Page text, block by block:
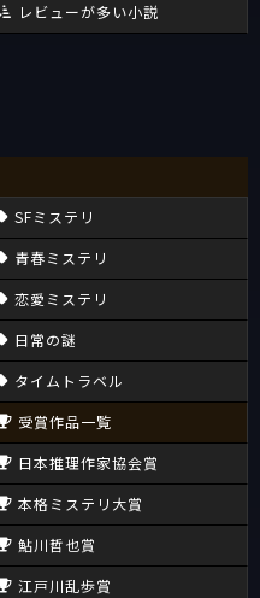
レビューが多い小説
SFミステリ
青春ミステリ
恋愛ミステリ
日常の謎
タイムトラベル
受賞作品一覧
日本推理作家協会賞
本格ミステリ大賞
鮎川哲也賞
江戸川乱歩賞